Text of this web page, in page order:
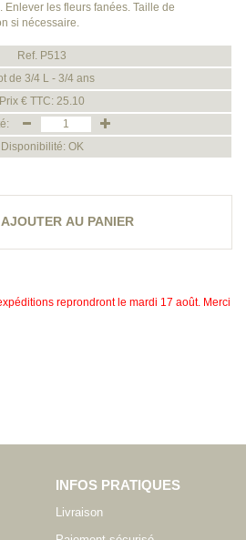
les fleurs fanées. Taille de
si nécessaire.
Ref. P513
de 3/4 L - 3/4 ans
Prix € TTC: 25.10
Disponibilité: OK
AJOUTER AU PANIER
reprondront le mardi 17 août. Merci
INFOS PRATIQUES
Livraison